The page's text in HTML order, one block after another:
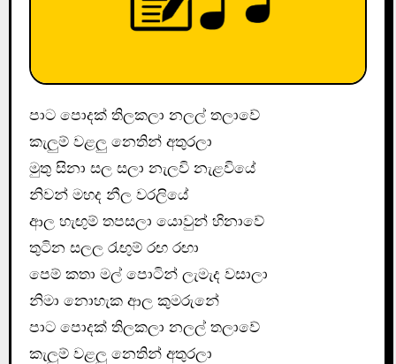
පාට පොදක් තිලකලා නලල් තලාවේ
කැලුම් වළලු නෙතින් අතුරලා
මුතු සිනා සල සලා නැලවි නැළවියේ
නිවන් මහද නීල වරලියේ
ආල හැඟුම් තපසලා යොවුන් හිනාවේ
තුටින සලල රැඟුම් රඟ රඟා
පෙම් කතා මල් පොටින් ලැමැද වසාලා
නිමා නොහැක ආල කුමරුනේ
පාට පොදක් තිලකලා නලල් තලාවේ
කැලුම් වළලු නෙතින් අතුරලා